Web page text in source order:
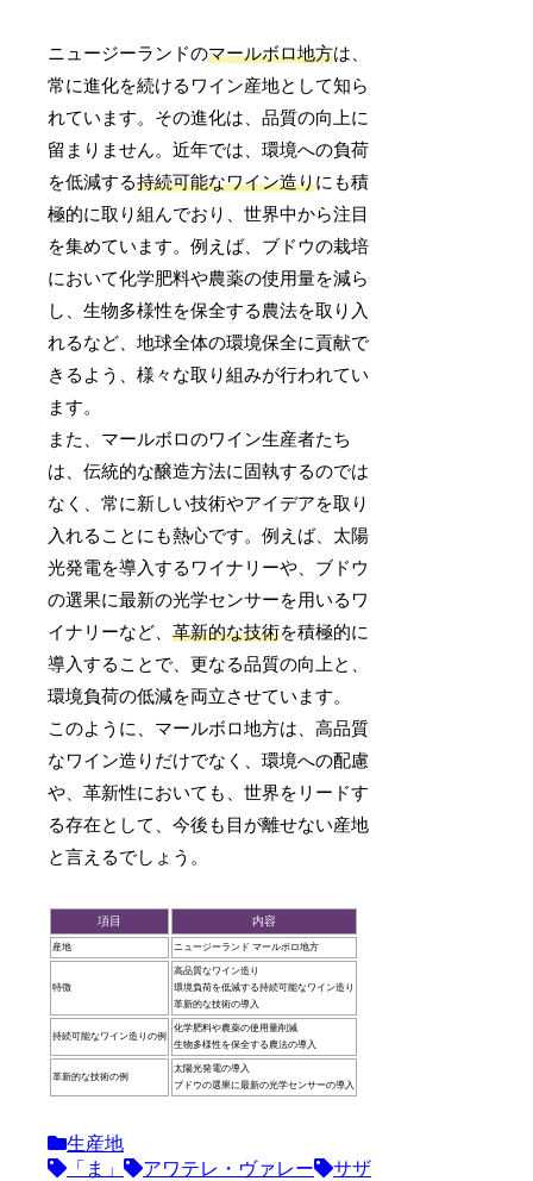
ニュージーランドのマールボロ地方は、
常に進化を続けるワイン産地として知ら
れています。その進化は、品質の向上に
留まりません。近年では、環境への負荷
を低減する持続可能なワイン造りにも積
極的に取り組んでおり、世界中から注目
を集めています。例えば、ブドウの栽培
において化学肥料や農薬の使用量を減ら
し、生物多様性を保全する農法を取り入
れるなど、地球全体の環境保全に貢献で
きるよう、様々な取り組みが行われてい
ます。
また、マールボロのワイン生産者たち
は、伝統的な醸造方法に固執するのでは
なく、常に新しい技術やアイデアを取り
入れることにも熱心です。例えば、太陽
光発電を導入するワイナリーや、ブドウ
の選果に最新の光学センサーを用いるワ
イナリーなど、革新的な技術を積極的に
導入することで、更なる品質の向上と、
環境負荷の低減を両立させています。
このように、マールボロ地方は、高品質
なワイン造りだけでなく、環境への配慮
や、革新性においても、世界をリードす
る存在として、今後も目が離せない産地
と言えるでしょう。
項目 内容
産地 ニュージーランド マールボロ地方
特徴
高品質なワイン造り
環境負荷を低減する持続可能なワイン造り
革新的な技術の導入
持続可能なワイン造りの例
化学肥料や農薬の使用量削減
生物多様性を保全する農法の導入
革新的な技術の例
太陽光発電の導入
ブドウの選果に最新の光学センサーの導入
生産地
「ま」
アワテレ・ヴァレー
サザ